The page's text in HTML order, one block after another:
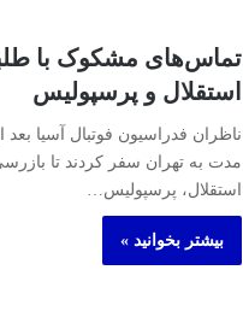
تماس‌های مشکوک با
استقلال و پرسپولیس
ناظران فدراسیون فوتبال آسیا بعد
مدت به تهران سفر کردند تا
استقلال، پرسپولیس…
بیشتر بخوانید »